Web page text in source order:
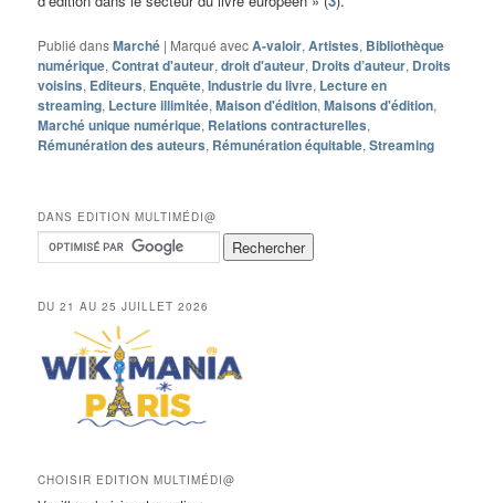
Publié dansMarché | Marqué avecA-valoir,Artistes, Bibliothèque
numérique,Contrat d'auteur,droit d'auteur, Droits d’auteur, Droits
voisins, Editeurs, Enquête,Industrie du livre, Lecture en
streaming, Lecture illimitée,Maison d'édition,Maisons d'édition,
Marché unique numérique, Relations contracturelles,
Rémunération des auteurs, Rémunération équitable,Streaming
DANS EDITION MULTIMÉDI@
DU 21 AU 25 JUILLET 2026
CHOISIR EDITION MULTIMÉDI@